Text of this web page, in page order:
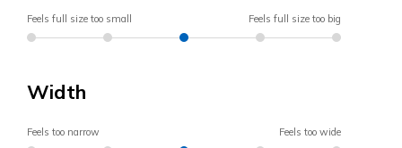
Feels full size too small Feels full size too big
Width
Feels too narrow Feels too wide